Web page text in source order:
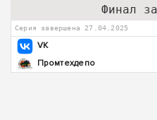
Финал
Серия завершена 27.04.2025
VK
Промтехдепо